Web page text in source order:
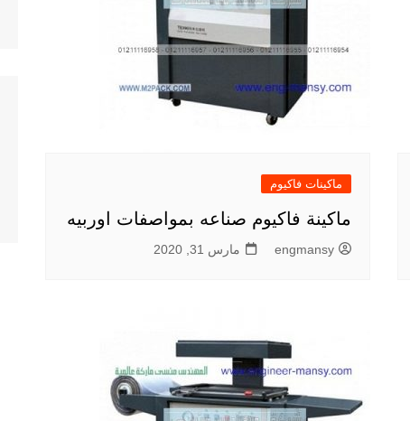
ماكينات فاكيوم
ماكينة فاكيوم صناعه بمواصفات اوربيه
engmansy مارس 31, 2020